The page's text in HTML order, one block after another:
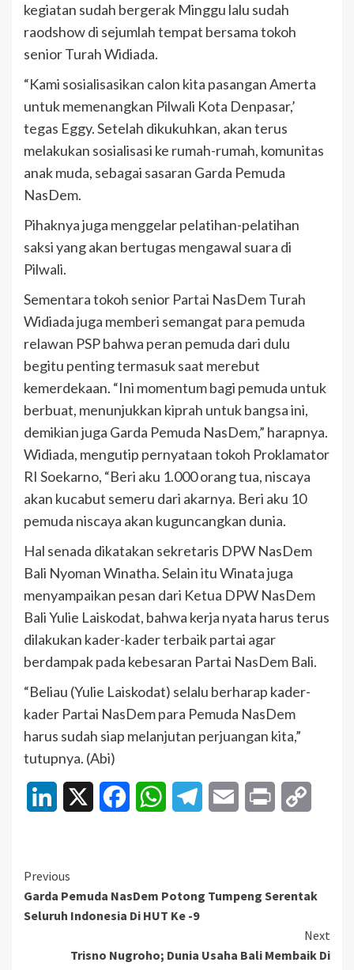
kegiatan sudah bergerak Minggu lalu sudah
raodshow di sejumlah tempat bersama tokoh
senior Turah Widiada.
“Kami sosialisasikan calon kita pasangan Amerta
untuk memenangkan Pilwali Kota Denpasar,’
tegas Eggy. Setelah dikukuhkan, akan terus
melakukan sosialisasi ke rumah-rumah, komunitas
anak muda, sebagai sasaran Garda Pemuda
NasDem.
Pihaknya juga menggelar pelatihan-pelatihan
saksi yang akan bertugas mengawal suara di
Pilwali.
Sementara tokoh senior Partai NasDem Turah
Widiada juga memberi semangat para pemuda
relawan PSP bahwa peran pemuda dari dulu
begitu penting termasuk saat merebut
kemerdekaan. “Ini momentum bagi pemuda untuk
berbuat, menunjukkan kiprah untuk bangsa ini,
demikian juga Garda Pemuda NasDem,” harapnya.
Widiada, mengutip pernyataan tokoh Proklamator
RI Soekarno, “Beri aku 1.000 orang tua, niscaya
akan kucabut semeru dari akarnya. Beri aku 10
pemuda niscaya akan kuguncangkan dunia.
Hal senada dikatakan sekretaris DPW NasDem
Bali Nyoman Winatha. Selain itu Winata juga
menyampaikan pesan dari Ketua DPW NasDem
Bali Yulie Laiskodat, bahwa kerja nyata harus terus
dilakukan kader-kader terbaik partai agar
berdampak pada kebesaran Partai NasDem Bali.
“Beliau (Yulie Laiskodat) selalu berharap kader-
kader Partai NasDem para Pemuda NasDem
harus sudah siap melanjutan perjuangan kita,”
tutupnya. (Abi)
LinkedIn FacebookWhatsAppTelegramEmail Print
Continue
Reading
Previous
Garda Pemuda NasDem Potong Tumpeng Serentak
Seluruh Indonesia Di HUT Ke -9
Next
Trisno Nugroho; Dunia Usaha Bali Membaik Di